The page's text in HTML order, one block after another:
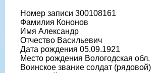
Номер записи 300108161
Фамилия Кононов
Имя Александр
Отчество Васильевич
Дата рождения 05.09.1921
Место рождения Вологодская обл.
Воинское звание солдат (рядовой)